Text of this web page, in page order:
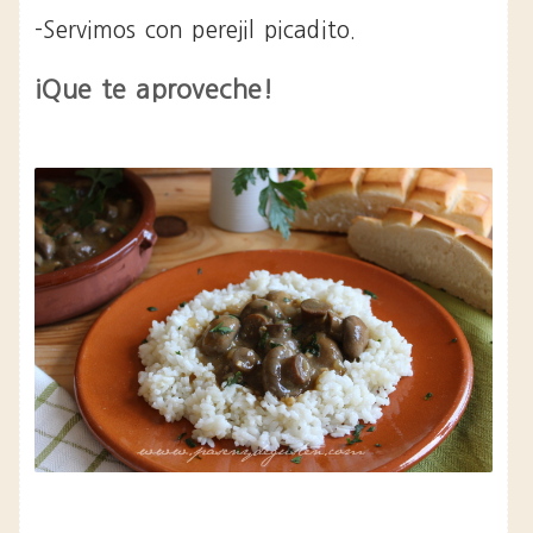
-Servimos con perejil picadito.
¡Que te aproveche!